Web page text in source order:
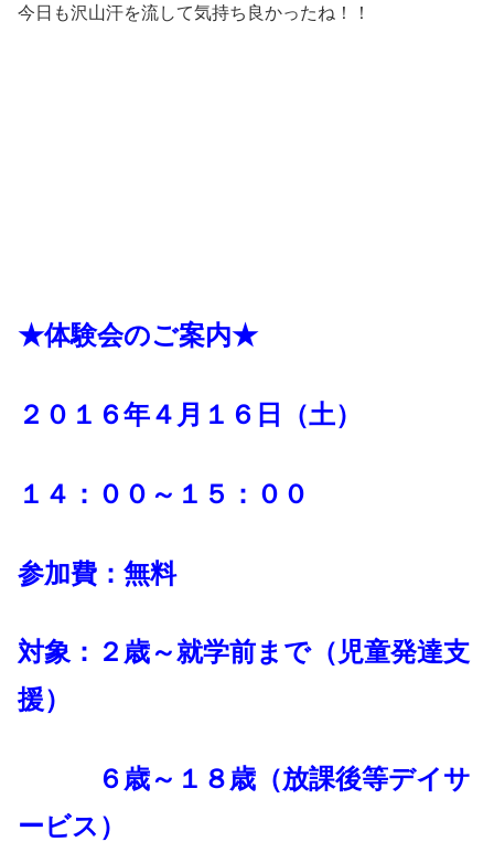
今日も沢山汗を流して気持ち良かったね！！
★体験会のご案内★
２０１６年４月１６日（土）
１４：００～１５：００
参加費：無料
対象：２歳～就学前まで（児童発達支
援）
６歳～１８歳（放課後等デイサ
ービス）